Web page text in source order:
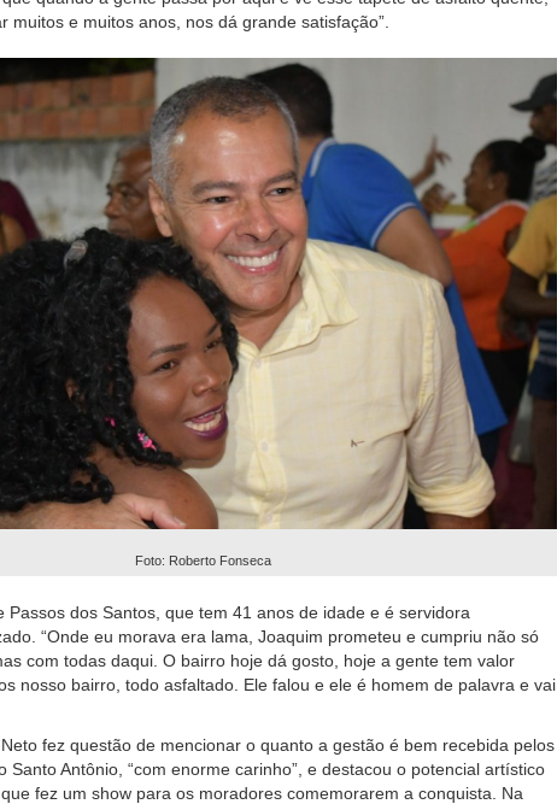
muitos e muitos anos, nos dá grande satisfação”.
Foto: Roberto Fonseca
Passos dos Santos, que tem 41 anos de idade e é servidora
“Onde eu morava era lama, Joaquim prometeu e cumpriu não só
com todas daqui. O bairro hoje dá gosto, hoje a gente tem valor
nosso bairro, todo asfaltado. Ele falou e ele é homem de palavra e vai
fez questão de mencionar o quanto a gestão é bem recebida pelos
Santo Antônio, “com enorme carinho”, e destacou o potencial artístico
fez um show para os moradores comemorarem a conquista. Na